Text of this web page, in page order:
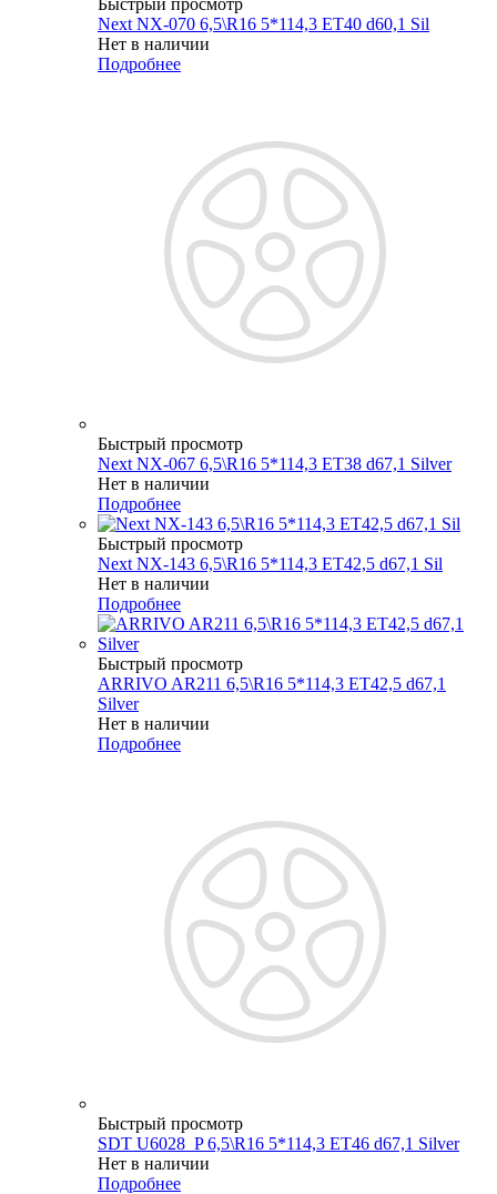
Next NX-070 6,5\R16 5*114,3 ET40 d60,1 Sil
Нет в наличии
Подробнее
Быстрый просмотр
Next NX-067 6,5\R16 5*114,3 ET38 d67,1 Silver
Нет в наличии
Подробнее
Быстрый просмотр
Next NX-143 6,5\R16 5*114,3 ET42,5 d67,1 Sil
Нет в наличии
Подробнее
Быстрый просмотр
ARRIVO AR211 6,5\R16 5*114,3 ET42,5 d67,1
Silver
Нет в наличии
Подробнее
Быстрый просмотр
SDT U6028_P 6,5\R16 5*114,3 ET46 d67,1 Silver
Нет в наличии
Подробнее